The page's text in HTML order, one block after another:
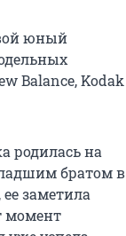
юный
Balance, Kodak
родилась на
братом в
заметила
момент